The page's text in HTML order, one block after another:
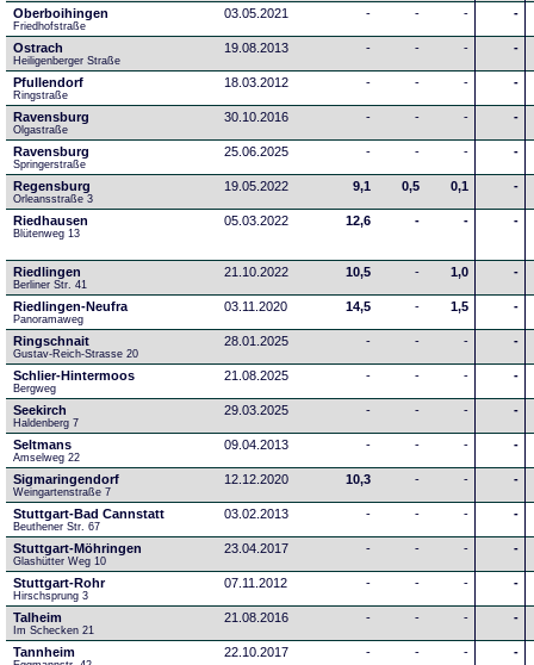
Oberboihingen
Friedhofstraße
03.05.2021 - - - -
Ostrach
Heiligenberger Straße
19.08.2013 - - - -
Pfullendorf
Ringstraße
18.03.2012 - - - -
Ravensburg
Olgastraße
30.10.2016 - - - -
Ravensburg
Springerstraße
25.06.2025 - - - -
Regensburg
Orleansstraße 3
19.05.2022 9,1 0,5 0,1 -
Riedhausen
Blütenweg 13
05.03.2022 12,6 - - -
Riedlingen
Berliner Str. 41
21.10.2022 10,5 - 1,0 -
Riedlingen-Neufra
Panoramaweg
03.11.2020 14,5 - 1,5 -
Ringschnait
Gustav-Reich-Strasse 20
28.01.2025 - - - -
Schlier-Hintermoos
Bergweg
21.08.2025 - - - -
Seekirch
Haldenberg 7
29.03.2025 - - - -
Seltmans
Amselweg 22
09.04.2013 - - - -
Sigmaringendorf
Weingartenstraße 7
12.12.2020 10,3 - - -
Stuttgart-Bad Cannstatt
Beuthener Str. 67
03.02.2013 - - - -
Stuttgart-Möhringen
Glashütter Weg 10
23.04.2017 - - - -
Stuttgart-Rohr
Hirschsprung 3
07.11.2012 - - - -
Talheim
Im Schecken 21
21.08.2016 - - - -
Tannheim 22.10.2017 - - - -